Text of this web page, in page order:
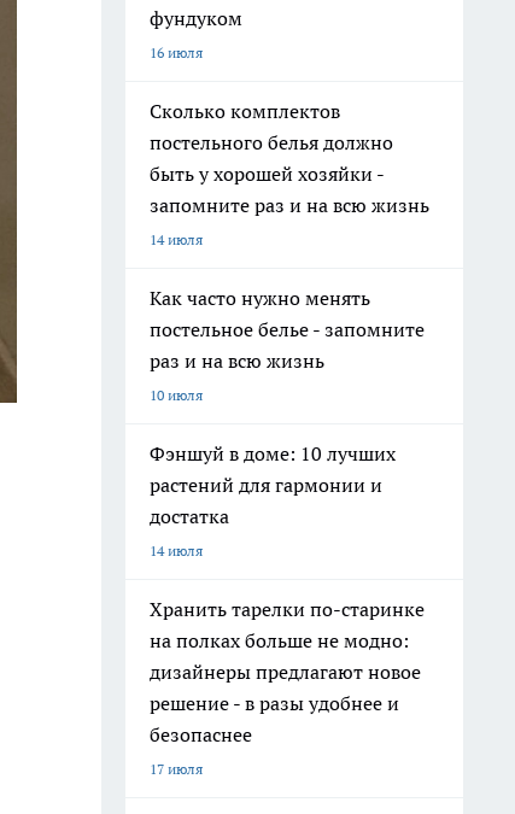
фундуком
16 июля
Сколько комплектов
постельного белья должно
быть у хорошей хозяйки -
запомните раз и на всю жизнь
14 июля
Как часто нужно менять
постельное белье - запомните
раз и на всю жизнь
10 июля
Фэншуй в доме: 10 лучших
растений для гармонии и
достатка
14 июля
Хранить тарелки по-старинке
на полках больше не модно:
дизайнеры предлагают новое
решение - в разы удобнее и
безопаснее
17 июля